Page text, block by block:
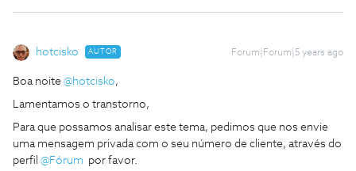
hotcisko AUTOR Forum|Forum|5 years ago
Boa noite @hotcisko,
Lamentamos o transtorno,
Para que possamos analisar este tema, pedimos que nos envie
uma mensagem privada com o seu número de cliente, através do
perfil @Fórum por favor.